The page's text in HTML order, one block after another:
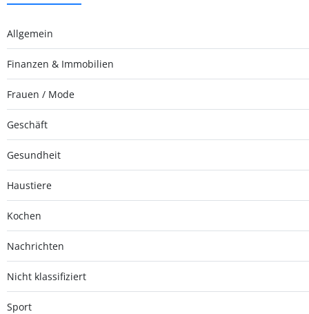
Allgemein
Finanzen & Immobilien
Frauen / Mode
Geschäft
Gesundheit
Haustiere
Kochen
Nachrichten
Nicht klassifiziert
Sport